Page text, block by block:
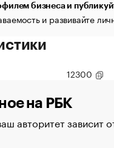
бизнеса и
и развивайте
12300
на РБК
авторитет зависит